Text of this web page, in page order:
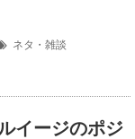
ネタ・雑談
イージのポジ